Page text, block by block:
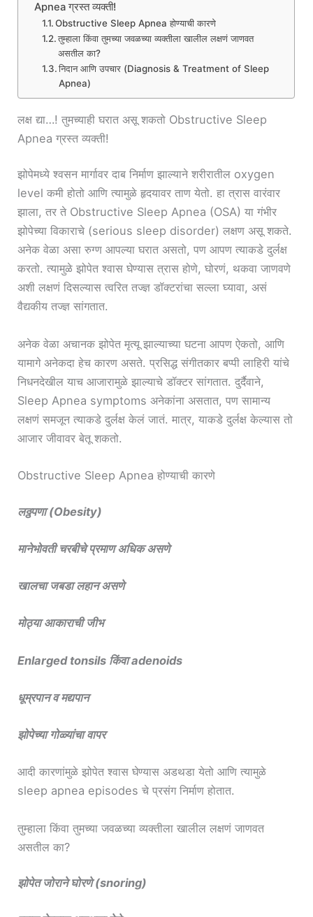
Apnea ग्रस्त व्यक्ती!
Obstructive Sleep Apnea होण्याची कारणे
तुम्हाला किंवा तुमच्या जवळच्या व्यक्तीला खालील लक्षणं जाणवत
असतील का?
निदान आणि उपचार (Diagnosis & Treatment of Sleep
Apnea)
लक्ष द्या…! तुमच्याही घरात असू शकतो Obstructive Sleep
Apnea ग्रस्त व्यक्ती!
झोपेमध्ये श्वसन मार्गावर दाब निर्माण झाल्याने शरीरातील oxygen
level कमी होतो आणि त्यामुळे हृदयावर ताण येतो. हा त्रास वारंवार
झाला, तर ते Obstructive Sleep Apnea (OSA) या गंभीर
झोपेच्या विकाराचे (serious sleep disorder) लक्षण असू शकते.
अनेक वेळा असा रुग्ण आपल्या घरात असतो, पण आपण त्याकडे दुर्लक्ष
करतो. त्यामुळे झोपेत श्वास घेण्यास त्रास होणे, घोरणं, थकवा जाणवणे
अशी लक्षणं दिसल्यास त्वरित तज्ज्ञ डॉक्टरांचा सल्ला घ्यावा, असं
वैद्यकीय तज्ज्ञ सांगतात.
अनेक वेळा अचानक झोपेत मृत्यू झाल्याच्या घटना आपण ऐकतो, आणि
यामागे अनेकदा हेच कारण असते. प्रसिद्ध संगीतकार बप्पी लाहिरी यांचे
निधनदेखील याच आजारामुळे झाल्याचे डॉक्टर सांगतात. दुर्दैवाने,
Sleep Apnea symptoms अनेकांना असतात, पण सामान्य
लक्षणं समजून त्याकडे दुर्लक्ष केलं जातं. मात्र, याकडे दुर्लक्ष केल्यास तो
आजार जीवावर बेतू शकतो.
Obstructive Sleep Apnea होण्याची कारणे
लठ्ठपणा (Obesity)
मानेभोवती चरबीचे प्रमाण अधिक असणे
खालचा जबडा लहान असणे
मोठ्या आकाराची जीभ
Enlarged tonsils किंवा adenoids
धूम्रपान व मद्यपान
झोपेच्या गोळ्यांचा वापर
आदी कारणांमुळे झोपेत श्वास घेण्यास अडथडा येतो आणि त्यामुळे
sleep apnea episodes चे प्रसंग निर्माण होतात.
तुम्हाला किंवा तुमच्या जवळच्या व्यक्तीला खालील लक्षणं जाणवत
असतील का?
झोपेत जोराने घोरणे (snoring)